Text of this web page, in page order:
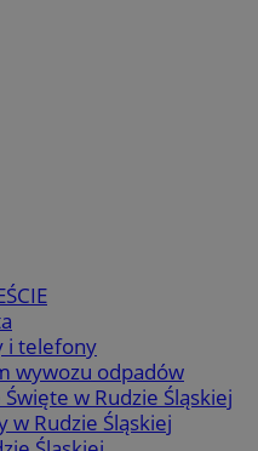
i telefony
wywozu odpadów
w Rudzie Śląskiej
w Rudzie Śląskiej